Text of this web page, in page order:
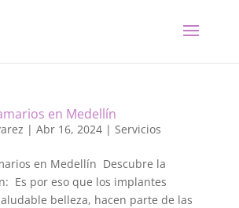
en Medellín
| Abr 16, 2024| Servicios
en Medellín Descubre la
Es por eso que los implantes
belleza, hacen parte de las